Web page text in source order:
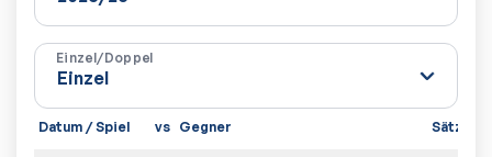
Einzel/Doppel
Datum / Spiel vs Gegner Sätze